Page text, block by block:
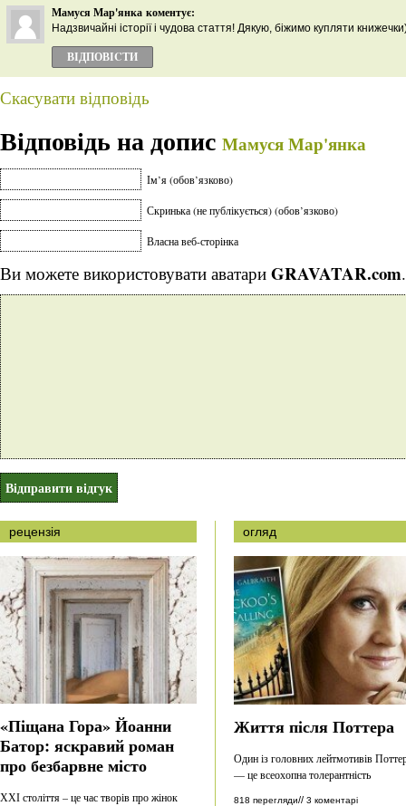
Мамуся Мар'янка коментує:
Надзвичайні історії і чудова стаття! Дякую, біжимо купляти
ВІДПОВІCТИ
Скасувати відповідь
Відповідь на допис Мамуся Мар'янка
Ім’я (обов’язково)
Скринька (не публікується) (обов’язково)
Власна веб-сторінка
Ви можете використовувати аватари GRAVATAR.com.
рецензія
«Піщана Гора» Йоанни
Батор: яскравий роман
про безбарвне місто
ХХІ століття – це час творів про жінок
огляд
Життя після Поттера
Один із головних лейтмотивів
— це всеохопна толерантність
818 перегляди// 3 коментарі